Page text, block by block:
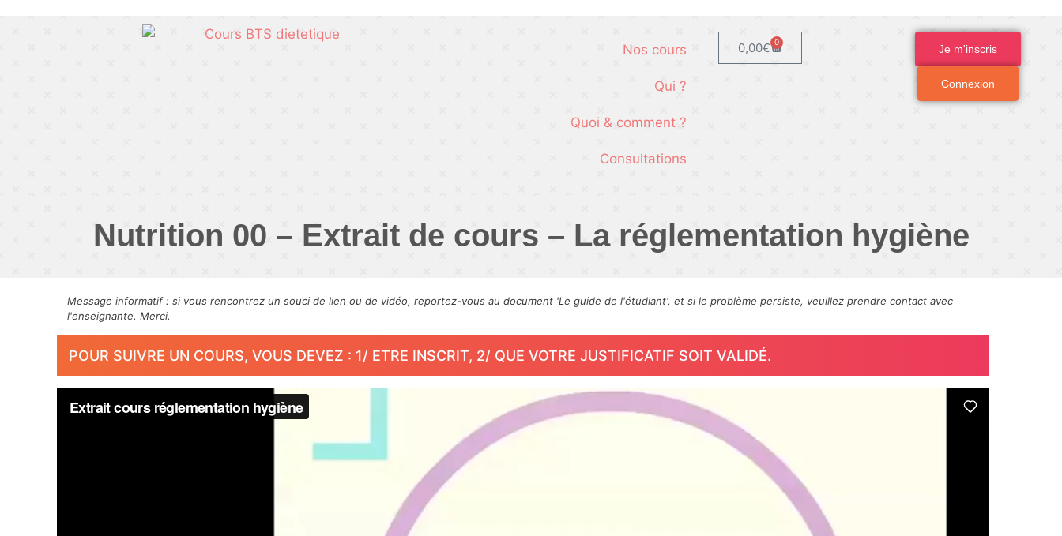
Nos cours
Qui ?
Quoi & comment ?
Consultations
0,00€ 0
Je m'inscris
Connexion
Nutrition 00 – Extrait de cours – La réglementation hygiène
Message informatif : si vous rencontrez un souci de lien ou de vidéo, reportez-vous au document 'Le guide de l'étudiant', et si le problème persiste, veuillez prendre contact avec
l'enseignante. Merci.
POUR SUIVRE UN COURS, VOUS DEVEZ : 1/ ETRE INSCRIT, 2/ QUE VOTRE JUSTIFICATIF SOIT VALIDÉ.